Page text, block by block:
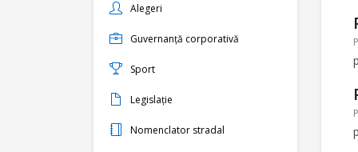
Alegeri
Guvernanță corporativă
Sport
Legislație
Nomenclator stradal